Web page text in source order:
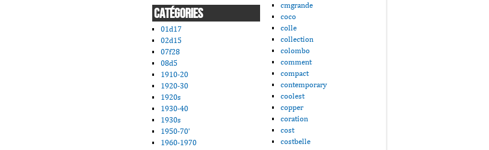
CATÉGORIES
01d17
02d15
07f28
08d5
1910-20
1920-30
1920s
1930-40
1930s
1950-70'
1960-1970
cmgrande
coco
colle
collection
colombo
comment
compact
contemporary
coolest
copper
coration
cost
costbelle